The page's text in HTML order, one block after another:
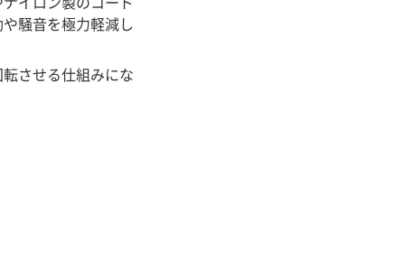
騒音を極力軽減し
させる仕組みにな